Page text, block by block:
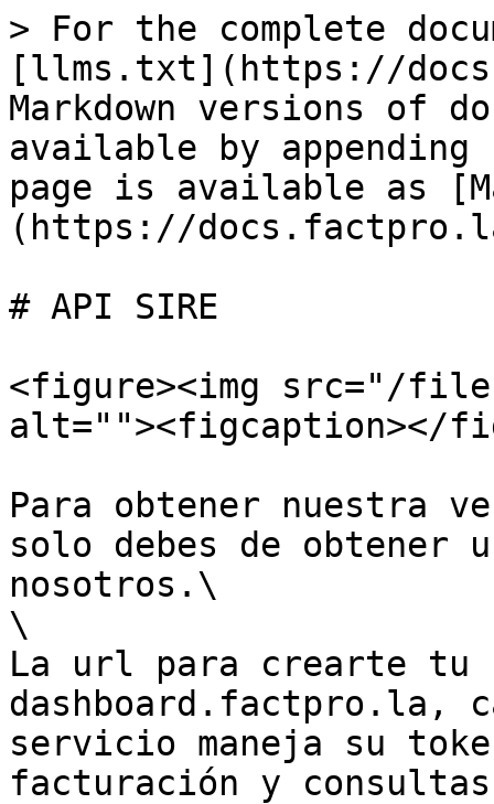
> For the complete
[llms.txt](https://
Markdown versions of
available by
page is available as
(https://
# API SIRE
<figure><img src="/files/
alt=""><figcaption></
Para obtener nuestra
solo debes de obtener
nosotros.\
\
La url para crearte tu
dashboard.factpro.la,
servicio maneja su
facturación y consultas